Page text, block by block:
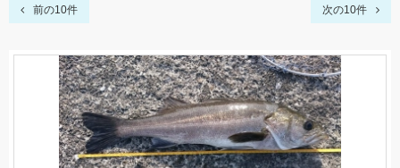
前の10件 次の10件